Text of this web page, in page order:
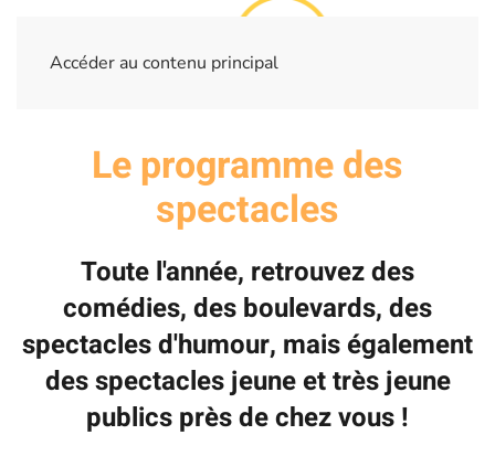
Accéder au contenu principal
Le programme des
spectacles
Toute l'année, retrouvez des
comédies, des boulevards, des
spectacles d'humour, mais également
des spectacles jeune et très jeune
publics près de chez vous !